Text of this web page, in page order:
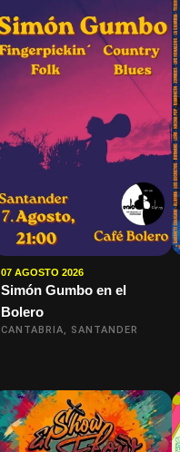
07 AGOSTO 2026
Simón Gumbo en el
Bolero
CANTABRIA, SANTANDER